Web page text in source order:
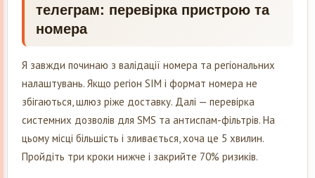
телеграм: перевірка пристрою та
номера
Я завжди починаю з валідації номера та регіональних
налаштувань. Якщо регіон SIM і формат номера не
збігаються, шлюз ріже доставку. Далі — перевірка
системних дозволів для SMS та антиспам-фільтрів. На
цьому місці більшість і зливається, хоча це 5 хвилин.
Пройдіть три кроки нижче і закрийте 70% ризиків.